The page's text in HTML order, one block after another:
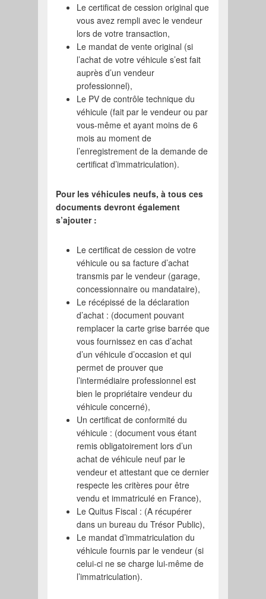
Le certificat de cession original que
vous avez rempli avec le vendeur
lors de votre transaction,
Le mandat de vente original (si
l’achat de votre véhicule s’est fait
auprès d’un vendeur
professionnel),
Le PV de contrôle technique du
véhicule (fait par le vendeur ou par
vous-même et ayant moins de 6
mois au moment de
l’enregistrement de la demande de
certificat d’immatriculation).
Pour les véhicules neufs, à tous ces
documents devront également
s’ajouter :
Le certificat de cession de votre
véhicule ou sa facture d’achat
transmis par le vendeur (garage,
concessionnaire ou mandataire),
Le récépissé de la déclaration
d’achat : (document pouvant
remplacer la carte grise barrée que
vous fournissez en cas d’achat
d’un véhicule d’occasion et qui
permet de prouver que
l’intermédiaire professionnel est
bien le propriétaire vendeur du
véhicule concerné),
Un certificat de conformité du
véhicule : (document vous étant
remis obligatoirement lors d’un
achat de véhicule neuf par le
vendeur et attestant que ce dernier
respecte les critères pour être
vendu et immatriculé en France),
Le Quitus Fiscal : (A récupérer
dans un bureau du Trésor Public),
Le mandat d’immatriculation du
véhicule fournis par le vendeur (si
celui-ci ne se charge lui-même de
l’immatriculation).